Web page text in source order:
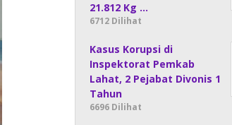
21.812 Kg …
6712 Dilihat
Kasus Korupsi di
Inspektorat Pemkab
Lahat, 2 Pejabat Divonis 1
Tahun
6696 Dilihat